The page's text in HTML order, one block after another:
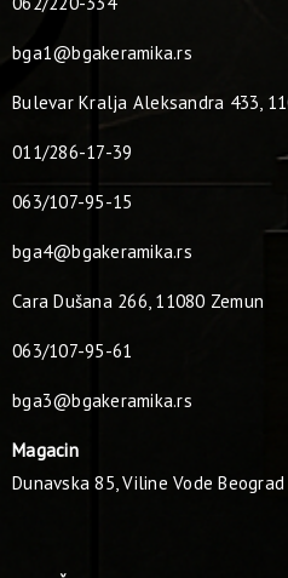
bga1@bgakeramika.rs
Bulevar Kralja Aleksandra 433,
011/286-17-39
063/107-95-15
bga4@bgakeramika.rs
Cara Dušana 266, 11080 Zemun
063/107-95-61
bga3@bgakeramika.rs
Magacin
Dunavska 85, Viline Vode Beograd